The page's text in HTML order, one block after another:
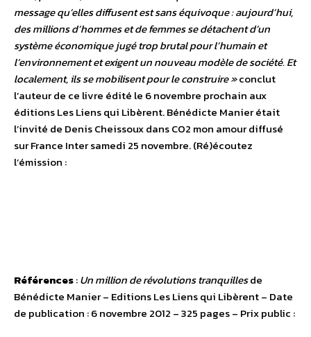
message qu’elles diffusent est sans équivoque : aujourd’hui,
des millions d’hommes et de femmes se détachent d’un
système économique jugé trop brutal pour l’humain et
l’environnement et exigent un nouveau modèle de société. Et
localement, ils se mobilisent pour le construire »conclut
l’auteur de ce livre édité le 6 novembre prochain aux
éditions Les Liens qui Libèrent. Bénédicte Manier était
l’invité de Denis Cheissoux dans CO2 mon amour diffusé
sur France Inter samedi 25 novembre. (Ré)écoutez
l’émission :
Références:Un million de révolutions tranquillesde
Bénédicte Manier – Editions Les Liens qui Libèrent – Date
de publication : 6 novembre 2012 – 325 pages – Prix public :